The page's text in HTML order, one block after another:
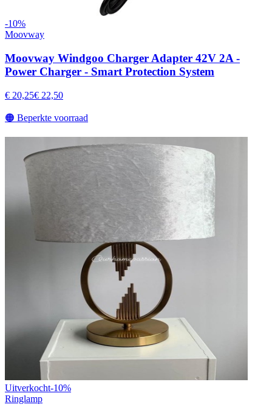
-10%
Moovway
Moovway Windgoo Charger Adapter 42V 2A -
Power Charger - Smart Protection System
€ 20,25€ 22,50
🟠 Beperkte voorraad
Uitverkocht-10%
Ringlamp